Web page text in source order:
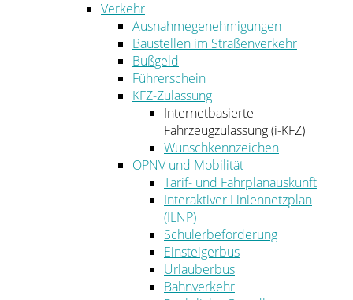
Verkehr
Ausnahmegenehmigungen
Baustellen im Straßenverkehr
Bußgeld
Führerschein
KFZ-Zulassung
Internetbasierte
Fahrzeugzulassung (i-KFZ)
Wunschkennzeichen
ÖPNV und Mobilität
Tarif- und Fahrplanauskunft
Interaktiver Liniennetzplan
(ILNP)
Schülerbeförderung
Einsteigerbus
Urlauberbus
Bahnverkehr